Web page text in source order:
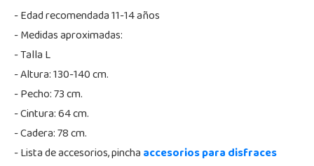
- Edad recomendada 11-14 años
- Medidas aproximadas:
- Talla L
- Altura: 130-140 cm.
- Pecho: 73 cm.
- Cintura: 64 cm.
- Cadera: 78 cm.
- Lista de accesorios, pinchaaccesorios para disfraces